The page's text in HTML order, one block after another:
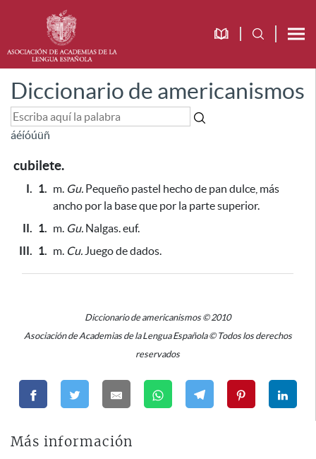
Diccionario de americanismos
áéíóúüñ
cubilete.
I. 1. m. Gu. Pequeño pastel hecho de pan dulce, más
ancho por la base que por la parte superior.
II. 1. m. Gu. Nalgas. euf.
III. 1. m. Cu. Juego de dados.
Diccionario de americanismos © 2010
Asociación de Academias de la Lengua Española © Todos los derechos
reservados
Más información